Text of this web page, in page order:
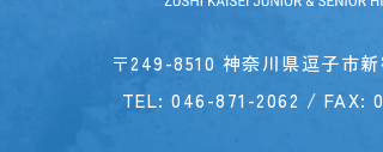
〒249-8510 神奈川県逗子市
TEL:046-871-2062 / FAX: